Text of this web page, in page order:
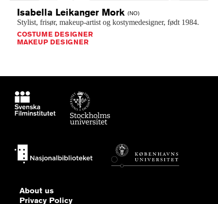
Isabella Leikanger Mork (NO)
Stylist, frisør, makeup-artist og kostymedesigner, født 1984.
COSTUME DESIGNER
MAKEUP DESIGNER
About us
Privacy Policy